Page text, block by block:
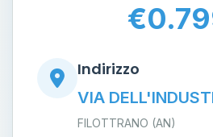
Indirizzo
VIA
FILOTTRANO (AN)